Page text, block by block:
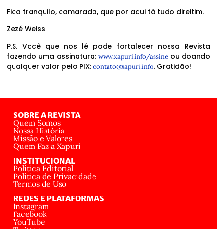
Fica tranquilo, camarada, que por aqui tá tudo direitim.
Zezé Weiss
P.S. Você que nos lê pode fortalecer nossa Revista
fazendo uma assinatura:www.xapuri.info/assine ou doando
qualquer valor pelo PIX: contato@xapuri.info. Gratidão!
SOBRE A REVISTA
Quem Somos
Nossa História
Missão e Valores
Quem Faz a Xapuri
INSTITUCIONAL
Política Editorial
Política de Privacidade
Termos de Uso
REDES E PLATAFORMAS
Instagram
Facebook
YouTube